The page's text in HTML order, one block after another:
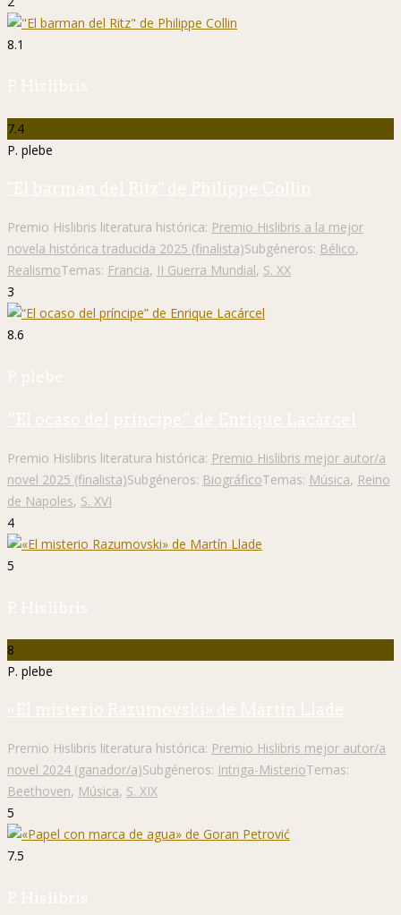
8.1
P. Hislibris
7.4
P. plebe
"El barman del Ritz" de Philippe Collin
Premio Hislibris literatura histórica: Premio Hislibris a la mejor
novela histórica traducida 2025 (finalista)Subgéneros: Bélico,
RealismoTemas: Francia, II Guerra Mundial, S. XX
3
8.6
P. plebe
“El ocaso del príncipe” de Enrique Lacárcel
Premio Hislibris literatura histórica: Premio Hislibris mejor autor/a
novel 2025 (finalista)Subgéneros: BiográficoTemas: Música, Reino
de Napoles, S. XVI
4
5
P. Hislibris
8
P. plebe
«El misterio Razumovski» de Martín Llade
Premio Hislibris literatura histórica: Premio Hislibris mejor autor/a
novel 2024 (ganador/a)Subgéneros: Intriga-MisterioTemas:
Beethoven, Música, S. XIX
5
7.5
P. Hislibris